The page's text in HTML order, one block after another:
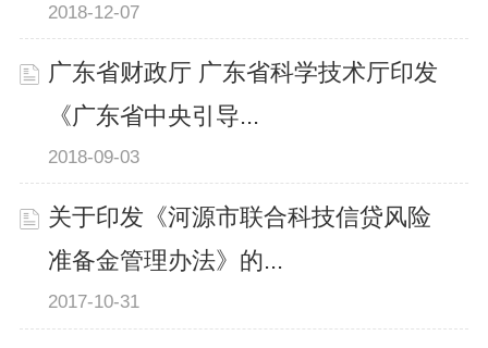
2018-12-07
广东省财政厅 广东省科学技术厅印发
《广东省中央引导...
2018-09-03
关于印发《河源市联合科技信贷风险
准备金管理办法》的...
2017-10-31